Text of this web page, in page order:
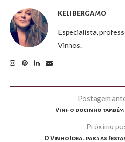
KELI BERGAMO
Especialista,
Vinhos.
Postagem
Vinho docinho também
Próximo
O Vinho Ideal para as